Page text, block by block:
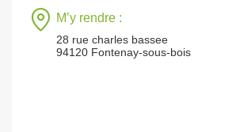
M’y rendre :
28 rue charles bassee
94120 Fontenay-sous-bois